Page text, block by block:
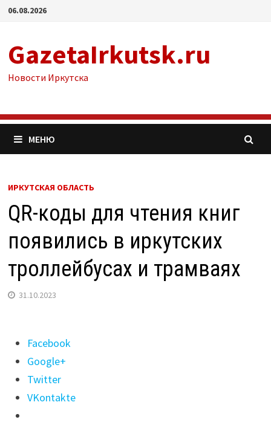
Перейти
06.08.2026
GazetaIrkutsk.ru
Новости Иркутска
МЕНЮ
ИРКУТСКАЯ ОБЛАСТЬ
QR-коды для чтения книг
появились в иркутских
троллейбусах и трамваях
31.10.2023
Поделиться
"QR-
коды
для
чтения
Facebook
Google+
Twitter
VKontakte